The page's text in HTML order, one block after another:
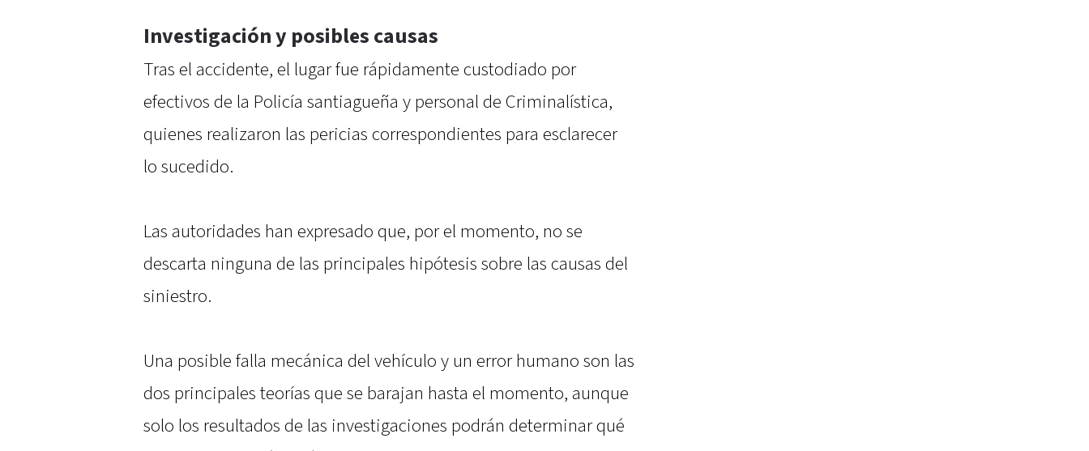
Investigación y posibles causas
Tras el accidente, el lugar fue rápidamente custodiado por
efectivos de la Policía santiagueña y personal de Criminalística,
quienes realizaron las pericias correspondientes para esclarecer
lo sucedido.
Las autoridades han expresado que, por el momento, no se
descarta ninguna de las principales hipótesis sobre las causas del
siniestro.
Una posible falla mecánica del vehículo y un error humano son las
dos principales teorías que se barajan hasta el momento, aunque
solo los resultados de las investigaciones podrán determinar qué